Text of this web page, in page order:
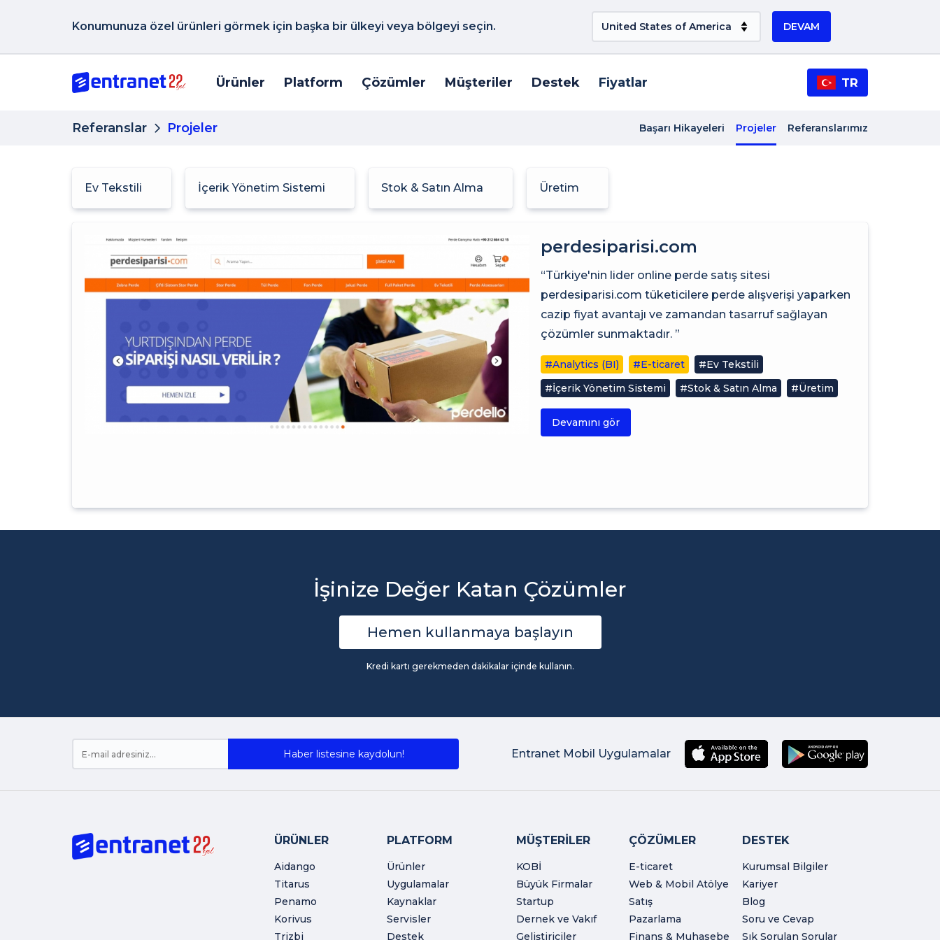
Konumunuza özel ürünleri görmek için başka bir ülkeyi veya bölgeyi seçin. DEVAM
Ürünler Platform Çözümler Müşteriler Destek Fiyatlar TR
Referanslar Projeler Başarı Hikayeleri Projeler Referanslarımız
Ev Tekstili İçerik Yönetim Sistemi Stok & Satın Alma Üretim
perdesiparisi.com
“Türkiye'nin lider online perde satış sitesi
perdesiparisi.com tüketicilere perde alışverişi yaparken
cazip fiyat avantajı ve zamandan tasarruf sağlayan
çözümler sunmaktadır. ”
#Analytics (BI) #E-ticaret
#Ev Tekstili
#İçerik Yönetim Sistemi
#Stok & Satın Alma #Üretim
Devamını gör
İşinize Değer Katan Çözümler
Hemen kullanmaya başlayın
Kredi kartı gerekmeden dakikalar içinde kullanın.
Haber listesine kaydolun! Entranet Mobil Uygulamalar
ÜRÜNLER
Aidango
Titarus
Penamo
Korivus
Trizbi
PLATFORM
Ürünler
Uygulamalar
Kaynaklar
Servisler
Destek
MÜŞTERİLER
KOBİ
Büyük Firmalar
Startup
Dernek ve Vakıf
Geliştiriciler
ÇÖZÜMLER
E-ticaret
Web & Mobil Atölye
Satış
Pazarlama
Finans & Muhasebe
DESTEK
Kurumsal Bilgiler
Kariyer
Blog
Soru ve Cevap
Sık Sorulan Sorular